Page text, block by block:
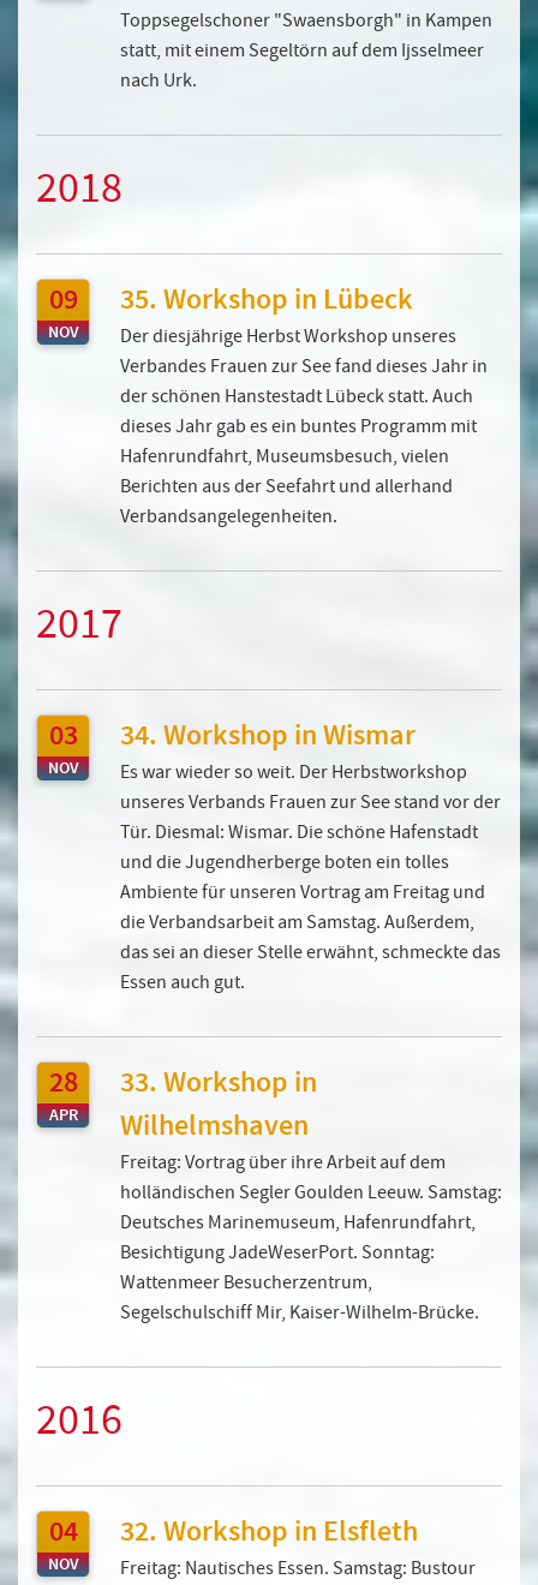
Toppsegelschoner "Swaensborgh" in Kampen
statt, mit einem Segeltörn auf dem Ijsselmeer
nach Urk.
2018
09
NOV
35. Workshop in Lübeck
Der diesjährige Herbst Workshop unseres
Verbandes Frauen zur See fand dieses Jahr in
der schönen Hanstestadt Lübeck statt. Auch
dieses Jahr gab es ein buntes Programm mit
Hafenrundfahrt, Museumsbesuch, vielen
Berichten aus der Seefahrt und allerhand
Verbandsangelegenheiten.
2017
03
NOV
34. Workshop in Wismar
Es war wieder so weit. Der Herbstworkshop
unseres Verbands Frauen zur See stand vor der
Tür. Diesmal: Wismar. Die schöne Hafenstadt
und die Jugendherberge boten ein tolles
Ambiente für unseren Vortrag am Freitag und
die Verbandsarbeit am Samstag. Außerdem,
das sei an dieser Stelle erwähnt, schmeckte das
Essen auch gut.
28
APR
33. Workshop in
Wilhelmshaven
Freitag: Vortrag über ihre Arbeit auf dem
holländischen Segler Goulden Leeuw. Samstag:
Deutsches Marinemuseum, Hafenrundfahrt,
Besichtigung JadeWeserPort. Sonntag:
Wattenmeer Besucherzentrum,
Segelschulschiff Mir, Kaiser-Wilhelm-Brücke.
2016
04
NOV
32. Workshop in Elsfleth
Freitag: Nautisches Essen. Samstag: Bustour